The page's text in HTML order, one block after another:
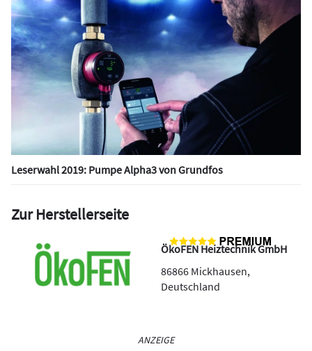
Leserwahl 2019: Pumpe Alpha3 von Grundfos
Zur Herstellerseite
ÖkoFEN Heiztechnik GmbH
86866 Mickhausen,
Deutschland
ANZEIGE